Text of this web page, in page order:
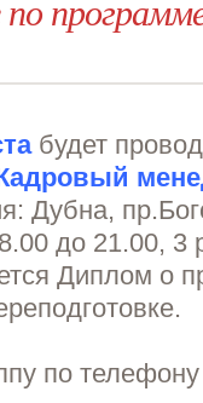
по
будет
Дубна,
до 21.00, 3
Диплом о
по